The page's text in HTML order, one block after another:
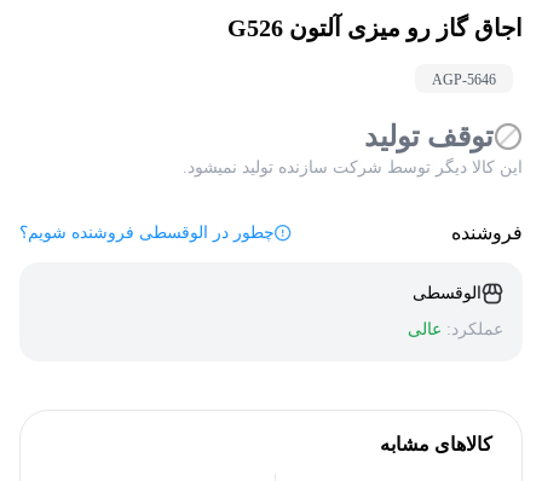
اجاق گاز رو میزی آلتون G526
AGP-5646
توقف تولید
این کالا دیگر توسط شرکت سازنده تولید نمیشود.
فروشنده چطور در الوقسطی فروشنده شویم؟
الوقسطی
عملکرد: عالی
کالاهای مشابه